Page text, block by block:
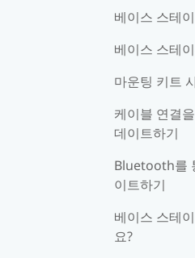
베이스 스테
베이스 스테
마운팅 키트
케이블 연결
데이트하기
Bluetooth를
이트하기
베이스 스테
요?